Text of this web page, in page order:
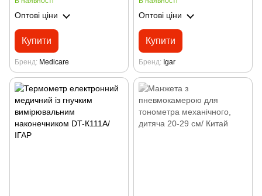
Оптові ціни
Купити
Бренд Medicare
Оптові ціни
Купити
Бренд Igar